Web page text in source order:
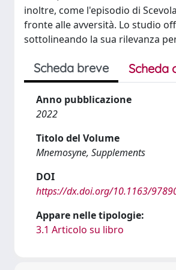
inoltre, come l'episodio di
fronte alle avversità. Lo studio
sottolineando la sua rilevanza
Scheda breve Scheda
Anno pubblicazione
2022
Titolo del Volume
Mnemosyne, Supplements
DOI
https://dx.doi.org/10.1163/
Appare nelle tipologie:
3.1 Articolo su libro